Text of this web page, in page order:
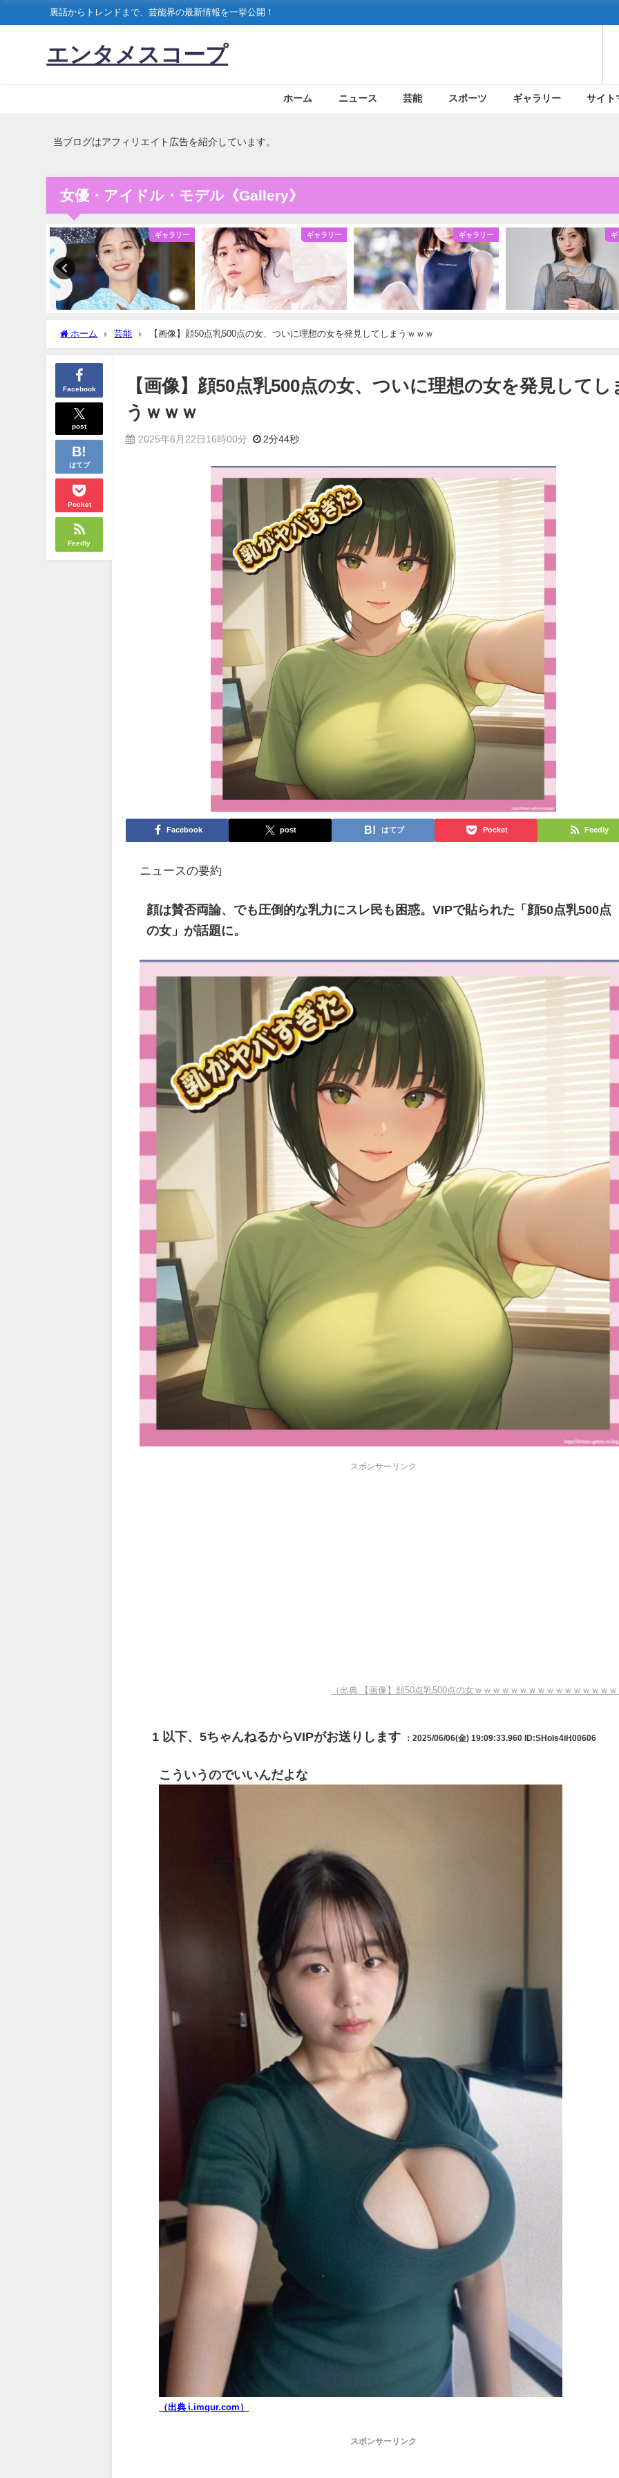
裏話からトレンドまで、芸能界の最新情報を一挙公開！
エンタメスコープ
ホーム ニュース 芸能 スポーツ ギャラリー サイト
当ブログはアフィリエイト広告を紹介しています。
女優・アイドル・モデル《Gallery》
ギャラリー ギャラリー ギャラリー ギ
ホーム 芸能 【画像】顔50点乳500点の女、ついに理想の女を発見してしまうｗｗｗ
Facebook
post
はてブ
Pocket
Feedly
【画像】顔50点乳500点の女、ついに理想の女を発見してし
うｗｗｗ
2025年6月22日16時00分 2分44秒
Facebook post はてブ Pocket Feedly
ニュースの要約
顔は賛否両論、でも圧倒的な乳力にスレ民も困惑。VIPで貼られた「顔50点乳500点
の女」が話題に。
スポンサーリンク
（出典 【画像】顔50点乳500点の女ｗｗｗｗｗｗｗｗｗｗｗｗｗｗｗｗ
1 以下、5ちゃんねるからVIPがお送りします ：2025/06/06(金) 19:09:33.960 ID:SHoIs4iH00606
こういうのでいいんだよな
（出典 i.imgur.com）
スポンサーリンク